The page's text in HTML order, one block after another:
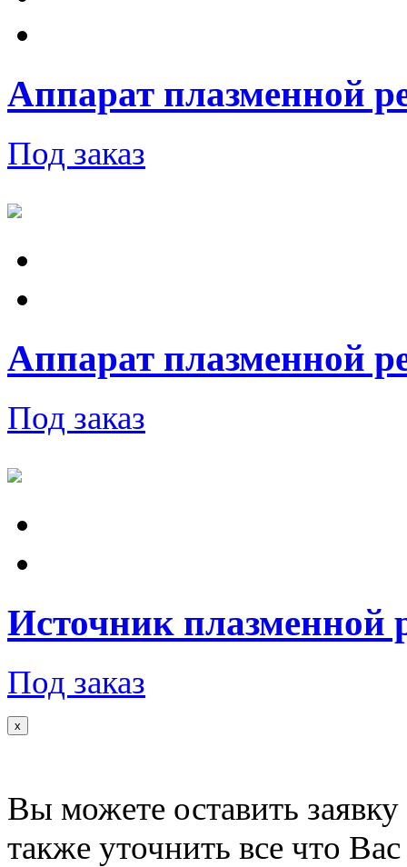
Аппарат плазменной
Под заказ
Аппарат плазменной
Под заказ
Источник плазменной
Под заказ
x
Вы можете оставить
также уточнить все что Вас